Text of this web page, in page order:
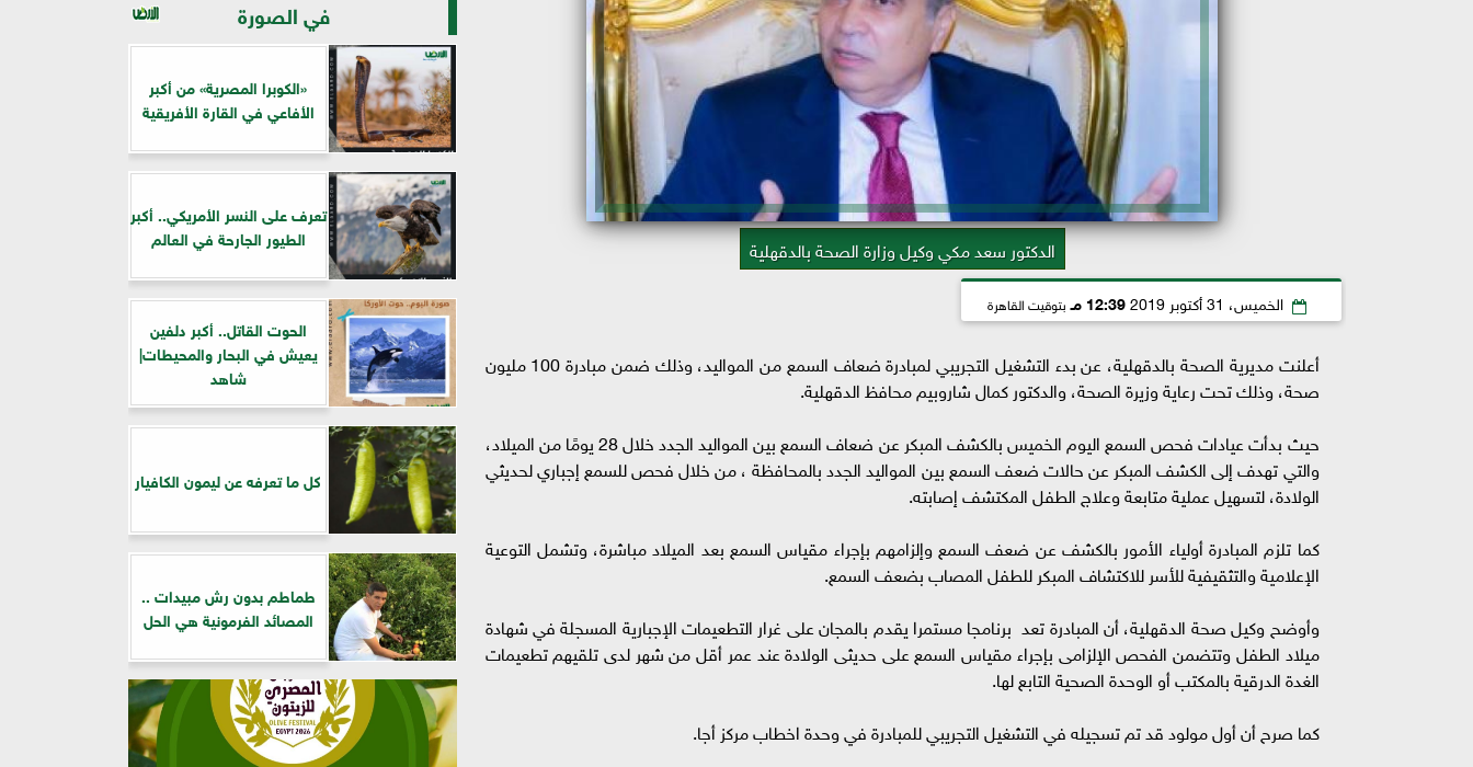
الدكتور سعد مكي وكيل وزارة الصحة بالدقهلية
الخميس، 31 أكتوبر 2019 12:39 مـ بتوقيت القاهرة
أعلنت مديرية الصحة بالدقهلية، عن بدء التشغيل التجريبي لمبادرة ضعاف السمع من المواليد، وذلك ضمن مبادرة 100 مليون
صحة، وذلك تحت رعاية وزيرة الصحة، والدكتور كمال شاروبيم محافظ الدقهلية.
حيث بدأت عيادات فحص السمع اليوم الخميس بالكشف المبكر عن ضعاف السمع بين المواليد الجدد خلال 28 يومًا من الميلاد،
والتي تهدف إلى الكشف المبكر عن حالات ضعف السمع بين المواليد الجدد بالمحافظة ، من خلال فحص للسمع إجباري لحديثي
الولادة، لتسهيل عملية متابعة وعلاج الطفل المكتشف إصابته.
كما تلزم المبادرة أولياء الأمور بالكشف عن ضعف السمع وإلزامهم بإجراء مقياس السمع بعد الميلاد مباشرة، وتشمل التوعية
الإعلامية والتثقيفية للأسر للاكتشاف المبكر للطفل المصاب بضعف السمع.
وأوضح وكيل صحة الدقهلية، أن المبادرة تعد برنامجا مستمرا يقدم بالمجان على غرار التطعيمات الإجبارية المسجلة في شهادة
ميلاد الطفل وتتضمن الفحص الإلزامى بإجراء مقياس السمع على حديثى الولادة عند عمر أقل من شهر لدى تلقيهم تطعيمات
الغدة الدرقية بالمكتب أو الوحدة الصحية التابع لها.
كما صرح أن أول مولود قد تم تسجيله في التشغيل التجريبي للمبادرة في وحدة اخطاب مركز أجا.
في الصورة
«الكوبرا المصرية» من أكبر
الأفاعي في القارة الأفريقية
تعرف على النسر الأمريكي.. أكبر
الطيور الجارحة في العالم
الحوت القاتل.. أكبر دلفين
يعيش في البحار والمحيطات|
شاهد
كل ما تعرفه عن ليمون الكافيار
طماطم بدون رش مبيدات ..
المصائد الفرمونية هي الحل